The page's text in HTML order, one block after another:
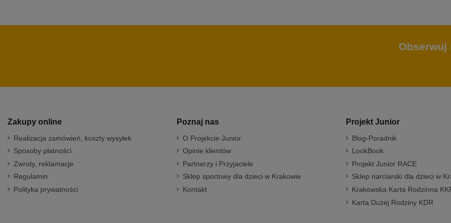
Obserwuj
Zakupy online
Realizacja zamówień, koszty wysyłek
Sposoby płatności
Zwroty, reklamacje
Regulamin
Polityka prywatności
Poznaj nas
O Projekcie Junior
Opinie klientów
Partnerzy i Przyjaciele
Sklep sportowy dla dzieci w Krakowie
Kontakt
Projekt Junior
Blog-Poradnik
LookBook
Projekt Junior RACE
Sklep narciarski dla dzieci w
Krakowska Karta Rodzinna
Karta Dużej Rodziny KDR